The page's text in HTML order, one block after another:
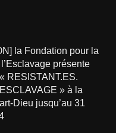
la Fondation pour la
présente
RESISTANT.ES.
» à la
Dieu jusqu’au 31